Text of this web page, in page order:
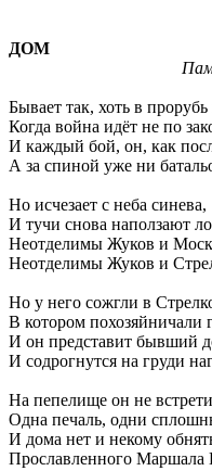
ДОМ
Памяти
Бывает так, хоть в
Когда война идёт не по
И каждый бой, он, как
А за спиной уже ни
Но исчезает с неба синева,
И тучи снова наползают
Неотделимы Жуков и
Неотделимы Жуков и
Но у него сожгли в
В котором похозяйничали
И он представит бывший
И содрогнутся на груди
На пепелище он не
Одна печаль, одни
И дома нет и некому
Прославленного Маршала